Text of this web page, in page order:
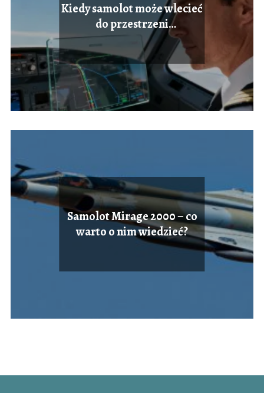
Kiedy samolot może wlecieć
do przestrzeni
kontrolowanej?
Samolot Mirage 2000 – co
warto o nim wiedzieć?